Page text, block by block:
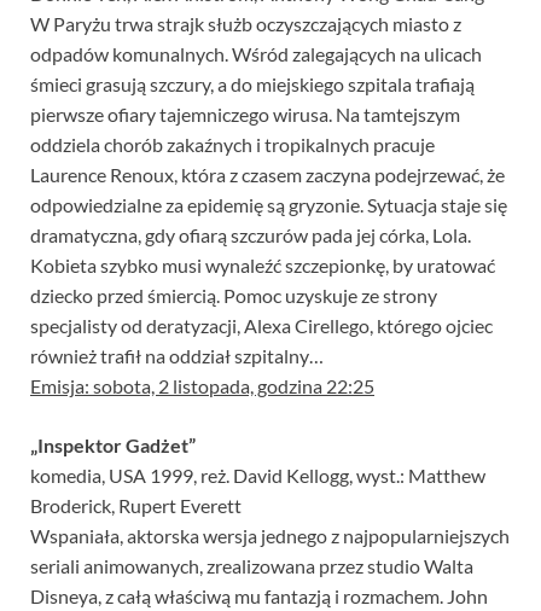
W Paryżu trwa strajk służb oczyszczających miasto z
odpadów komunalnych. Wśród zalegających na ulicach
śmieci grasują szczury, a do miejskiego szpitala trafiają
pierwsze ofiary tajemniczego wirusa. Na tamtejszym
oddziela chorób zakaźnych i tropikalnych pracuje
Laurence Renoux, która z czasem zaczyna podejrzewać, że
odpowiedzialne za epidemię są gryzonie. Sytuacja staje się
dramatyczna, gdy ofiarą szczurów pada jej córka, Lola.
Kobieta szybko musi wynaleźć szczepionkę, by uratować
dziecko przed śmiercią. Pomoc uzyskuje ze strony
specjalisty od deratyzacji, Alexa Cirellego, którego ojciec
również trafił na oddział szpitalny…
Emisja: sobota, 2 listopada, godzina 22:25
„Inspektor Gadżet”
komedia, USA 1999, reż. David Kellogg, wyst.: Matthew
Broderick, Rupert Everett
Wspaniała, aktorska wersja jednego z najpopularniejszych
seriali animowanych, zrealizowana przez studio Walta
Disneya, z całą właściwą mu fantazją i rozmachem. John